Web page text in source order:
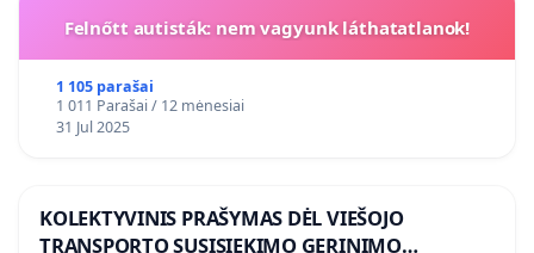
Felnőtt autisták: nem vagyunk láthatatlanok!
1 105 parašai
1 011 Parašai / 12 mėnesiai
31 Jul 2025
KOLEKTYVINIS PRAŠYMAS DĖL VIEŠOJO
TRANSPORTO SUSISIEKIMO GERINIMO